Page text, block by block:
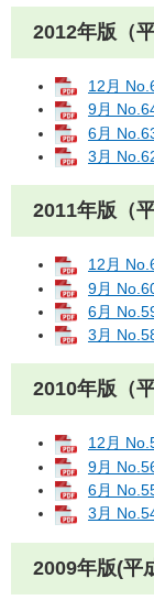
2012年版（
12月
9月
6月
3月
2011年版（
12月
9月
6月
3月
2010年版（
12月
9月
6月
3月
2009年版(平